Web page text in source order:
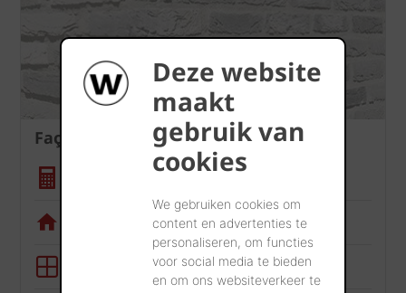
Deze website
maakt
gebruik van
cookies
We gebruiken cookies om
content en advertenties te
personaliseren, om functies
voor social media te bieden
en om ons websiteverkeer te
Façade
Calculatrice quantité
Appli de visualisation